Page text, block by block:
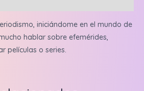
iniciándome en el mundo de
hablar sobre efemérides,
películas o series.